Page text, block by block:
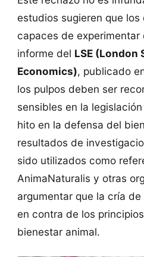
estudios sugieren que
capaces de experimentar
informe del LSE (London
Economics), publicado
los pulpos deben ser
sensibles en la
hito en la defensa del
resultados de
sido utilizados como
AnimaNaturalis y otras
argumentar que la cría
en contra de los
bienestar animal.